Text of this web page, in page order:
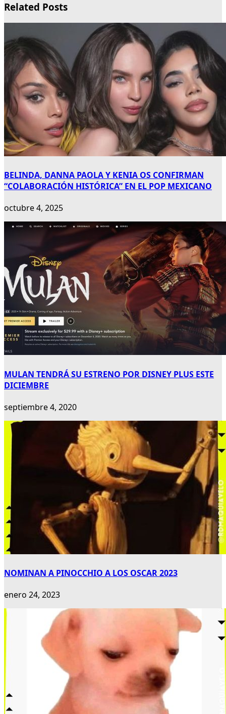
Related Posts
BELINDA, DANNA PAOLA Y KENIA OS CONFIRMAN
“COLABORACIÓN HISTÓRICA” EN EL POP MEXICANO
octubre 4, 2025
MULAN TENDRÁ SU ESTRENO POR DISNEY PLUS ESTE
DICIEMBRE
septiembre 4, 2020
NOMINAN A PINOCCHIO A LOS OSCAR 2023
enero 24, 2023